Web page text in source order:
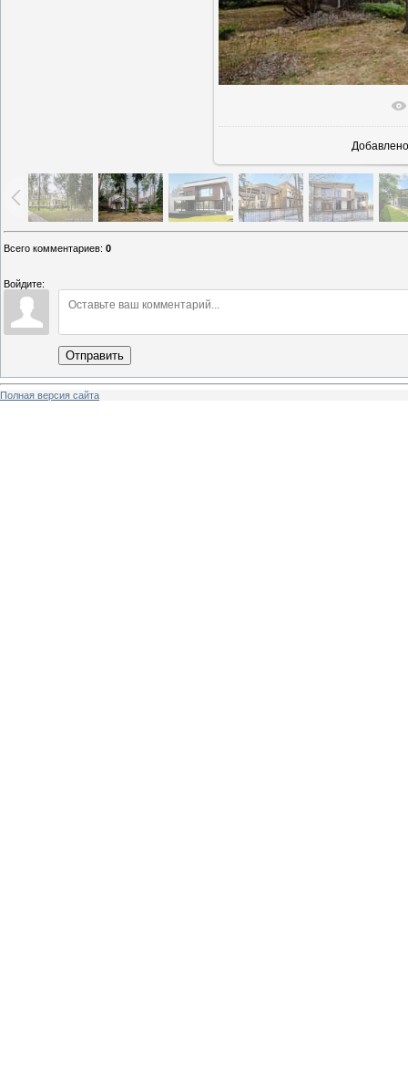
В
Добавлено
Всего комментариев: 0
Войдите:
Отправить
Полная версия сайта